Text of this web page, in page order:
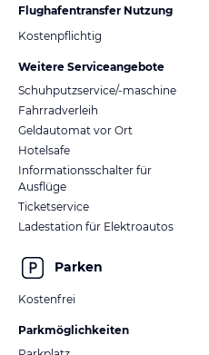
Flughafentransfer Nutzung
Kostenpflichtig
Weitere Serviceangebote
Schuhputzservice/-maschine
Fahrradverleih
Geldautomat vor Ort
Hotelsafe
Informationsschalter für
Ausflüge
Ticketservice
Ladestation für Elektroautos
Parken
Kostenfrei
Parkmöglichkeiten